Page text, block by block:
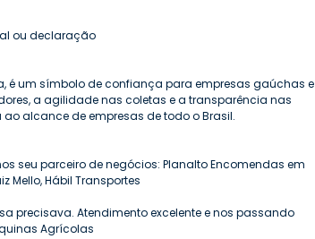
ou declaração
é um símbolo de confiança para empresas gaúchas e
a agilidade nas coletas e a transparência nas
alcance de empresas de todo o Brasil.
seu parceiro de negócios: Planalto Encomendas em
Mello, Hábil Transportes
precisava. Atendimento excelente e nos passando
Agrícolas